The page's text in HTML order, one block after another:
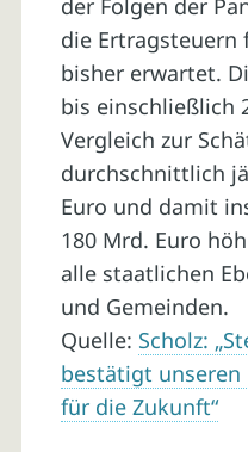
der Folgen der
die Ertragsteuern
bisher erwartet.
bis einschließlich
Vergleich zur
durchschnittlich
Euro und damit
180 Mrd. Euro
alle staatlichen
und Gemeinden.
Quelle: Scholz:
bestätigt
für die Zukunft“